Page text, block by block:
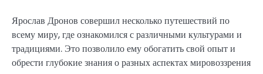
Ярослав Дронов совершил несколько путешествий по
всему миру, где ознакомился с различными культурами и
традициями. Это позволило ему обогатить свой опыт и
обрести глубокие знания о разных аспектах мировоззрения